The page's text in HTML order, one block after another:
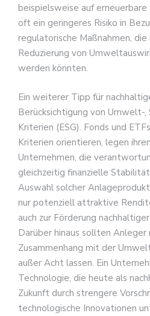
beispielsweise auf
oft ein geringeres Risiko in
regulatorische Maßnahmen, die
Reduzierung von
werden könnten.
Ein weiterer Tipp für
Berücksichtigung von Umwelt-,
Kriterien (ESG). Fonds und
Kriterien orientieren, legen
Unternehmen, die
gleichzeitig finanzielle
Auswahl solcher
nur potenziell attraktive
auch zur Förderung
Darüber hinaus sollten Anleger
Zusammenhang mit der
außer Acht lassen. Ein
Technologie, die heute als
Zukunft durch strengere
technologische Innovationen